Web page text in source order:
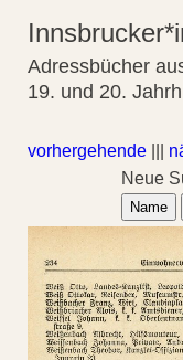
Adressbücher
19. und 20.
vorhergehende
Neue
Name